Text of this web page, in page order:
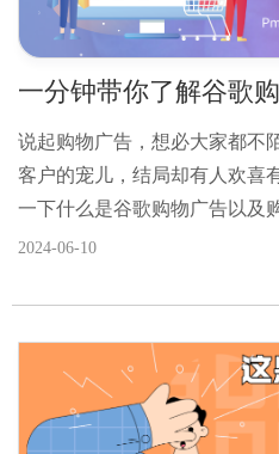
一分钟带你了解谷歌
说起购物广告，想必大家都不
客户的宠儿，结局却有人欢喜
一下什么是谷歌购物广告以及
2024-06-10